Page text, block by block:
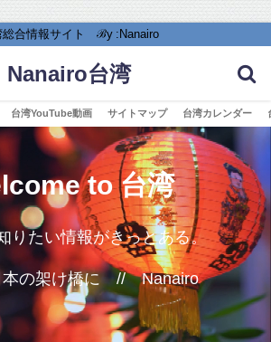
総合情報サイト ℬy :Nanairo
Nanairo台湾
台湾YouTube動画 サイトマップ 台湾カレンダー
to 台湾
りたい情報がきっとある。
本の架け橋に // Nanairo